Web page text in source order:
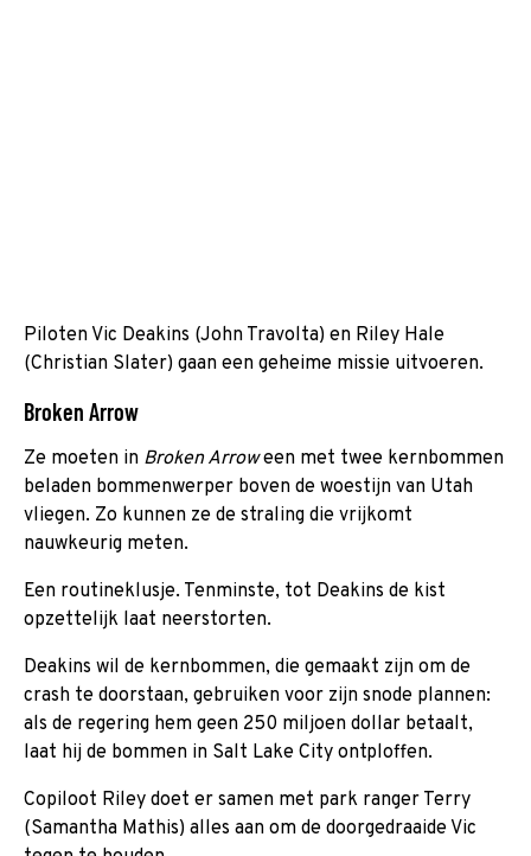
Piloten Vic Deakins (John Travolta) en Riley Hale
(Christian Slater) gaan een geheime missie uitvoeren.
Broken Arrow
Ze moeten in Broken Arroween met twee kernbommen
beladen bommenwerper boven de woestijn van Utah
vliegen. Zo kunnen ze de straling die vrijkomt
nauwkeurig meten.
Een routineklusje. Tenminste, tot Deakins de kist
opzettelijk laat neerstorten.
Deakins wil de kernbommen, die gemaakt zijn om de
crash te doorstaan, gebruiken voor zijn snode plannen:
als de regering hem geen 250 miljoen dollar betaalt,
laat hij de bommen in Salt Lake City ontploffen.
Copiloot Riley doet er samen met park ranger Terry
(Samantha Mathis) alles aan om de doorgedraaide Vic